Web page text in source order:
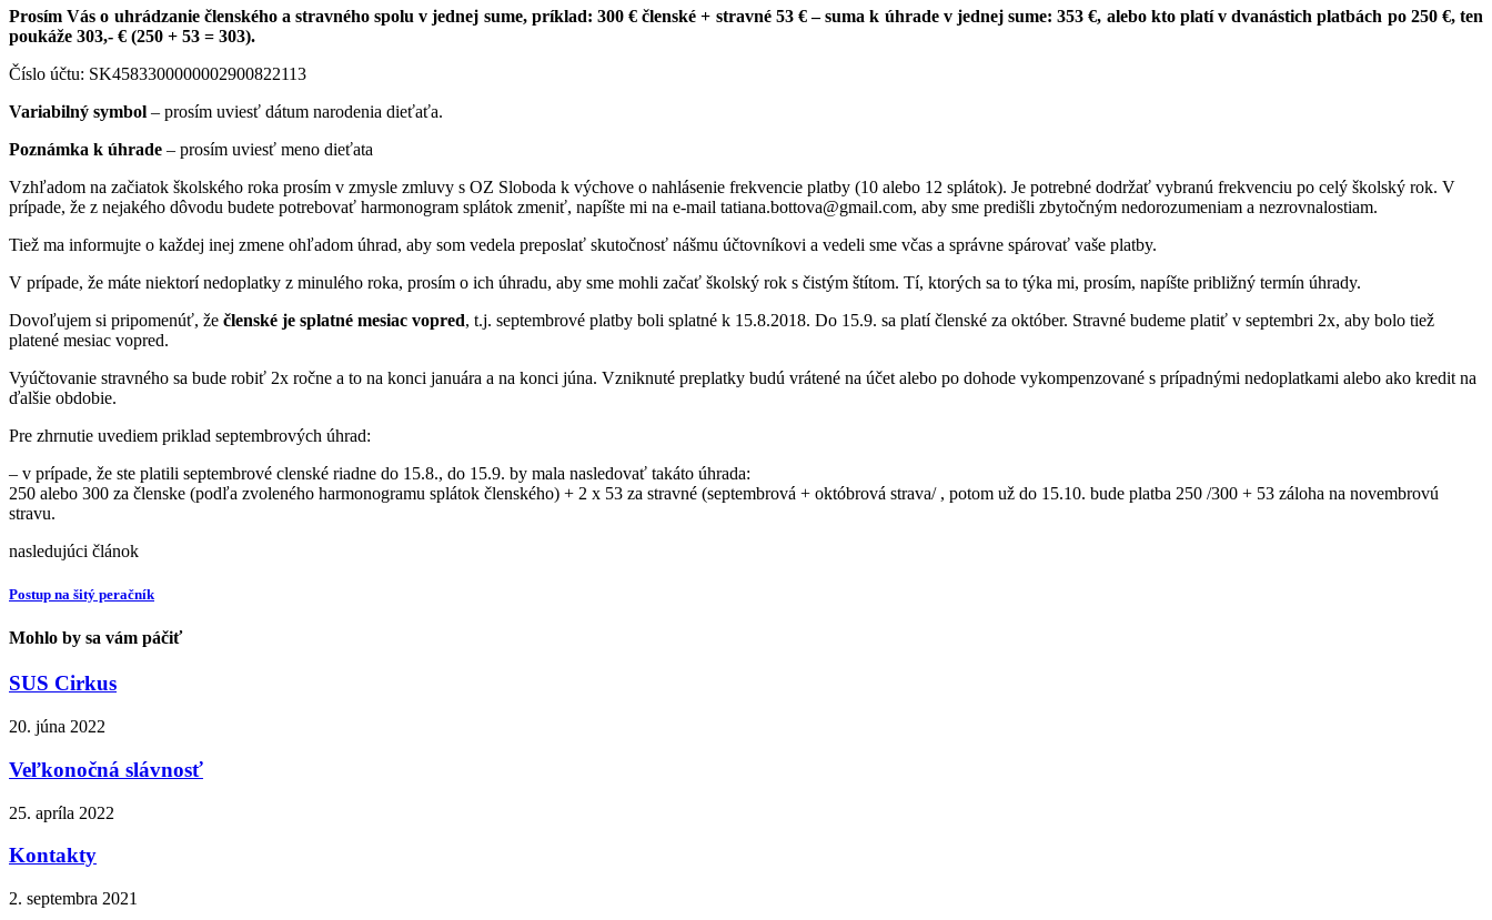
Prosím Vás o uhrádzanie členského a stravného spolu v jednej sume, príklad: 300 € členské + stravné 53 € – suma k úhrade v jednej sume: 353 €, alebo kto platí v dvanástich platbách po 250 €, ten
poukáže 303,- € (250 + 53 = 303).
Číslo účtu: SK4583300000002900822113
Variabilný symbol – prosím uviesť dátum narodenia dieťaťa.
Poznámka k úhrade – prosím uviesť meno dieťata
Vzhľadom na začiatok školského roka prosím v zmysle zmluvy s OZ Sloboda k výchove o nahlásenie frekvencie platby (10 alebo 12 splátok). Je potrebné dodržať vybranú frekvenciu po celý školský rok. V
prípade, že z nejakého dôvodu budete potrebovať harmonogram splátok zmeniť, napíšte mi na e-mail tatiana.bottova@gmail.com, aby sme predišli zbytočným nedorozumeniam a nezrovnalostiam.
Tiež ma informujte o každej inej zmene ohľadom úhrad, aby som vedela preposlať skutočnosť nášmu účtovníkovi a vedeli sme včas a správne spárovať vaše platby.
V prípade, že máte niektorí nedoplatky z minulého roka, prosím o ich úhradu, aby sme mohli začať školský rok s čistým štítom. Tí, ktorých sa to týka mi, prosím, napíšte približný termín úhrady.
Dovoľujem si pripomenúť, že členské je splatné mesiac vopred, t.j. septembrové platby boli splatné k 15.8.2018. Do 15.9. sa platí členské za október. Stravné budeme platiť v septembri 2x, aby bolo tiež
platené mesiac vopred.
Vyúčtovanie stravného sa bude robiť 2x ročne a to na konci januára a na konci júna. Vzniknuté preplatky budú vrátené na účet alebo po dohode vykompenzované s prípadnými nedoplatkami alebo ako kredit na
ďalšie obdobie.
Pre zhrnutie uvediem priklad septembrových úhrad:
– v prípade, že ste platili septembrové clenské riadne do 15.8., do 15.9. by mala nasledovať takáto úhrada:
250 alebo 300 za členske (podľa zvoleného harmonogramu splátok členského) + 2 x 53 za stravné (septembrová + októbrová strava/ , potom už do 15.10. bude platba 250 /300 + 53 záloha na novembrovú
stravu.
nasledujúci článok
Postup na šitý peračník
Mohlo by sa vám páčiť
SUS Cirkus
20. júna 2022
Veľkonočná slávnosť
25. apríla 2022
Kontakty
2. septembra 2021